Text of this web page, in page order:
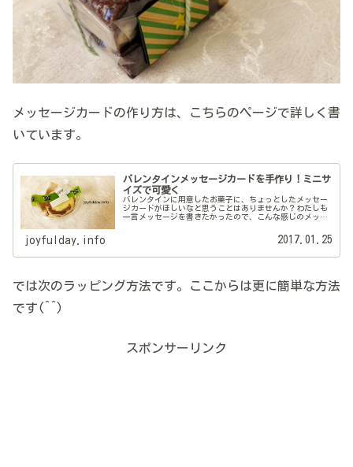
メッセージカードの作り方は、こちらのページで詳しく書
いています。
バレンタインメッセージカードを手作り！ミニサ
イズで可愛く
バレンタインに用意したお菓子に、ちょっとしたメッセー
ジカードがほしいなと思うことはありませんか？わたしも
一言メッセージを書きたかったので、こんな感じのメッセ
joyfulday.info 2017.01.25
では次のラッピング方法です。ここからは更に簡単な方法
です(^^)
スポンサーリンク